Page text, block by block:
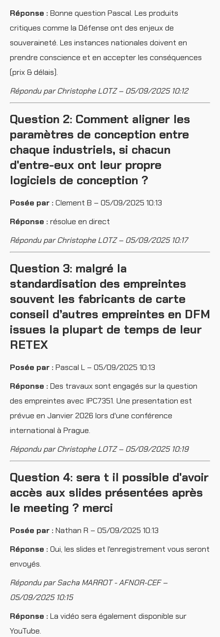
Réponse : Bonne question Pascal. Les produits
critiques comme la Défense ont des enjeux de
souveraineté. Les instances nationales doivent en
prendre conscience et en accepter les conséquences
(prix & délais).
Répondu par Christophe LOTZ – 05/09/2025 10:12
Question 2: Comment aligner les
paramètres de conception entre
chaque industriels, si chacun
d'entre-eux ont leur propre
logiciels de conception ?
Posée par : Clement B – 05/09/2025 10:13
Réponse : résolue en direct
Répondu par Christophe LOTZ – 05/09/2025 10:17
Question 3: malgré la
standardisation des empreintes
souvent les fabricants de carte
conseil d’autres empreintes en DFM
issues la plupart de temps de leur
RETEX
Posée par : Pascal L – 05/09/2025 10:13
Réponse : Des travaux sont engagés sur la question
des empreintes avec IPC7351. Une presentation est
prévue en Janvier 2026 lors d'une conférence
international à Prague.
Répondu par Christophe LOTZ – 05/09/2025 10:19
Question 4: sera t il possible d'avoir
accès aux slides présentées après
le meeting ? merci
Posée par : Nathan R – 05/09/2025 10:13
Réponse : Oui, les slides et l'enregistrement vous seront
envoyés.
Répondu par Sacha MARROT - AFNOR-CEF –
05/09/2025 10:15
Réponse : La vidéo sera également disponible sur
YouTube.